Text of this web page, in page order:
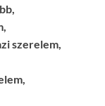
szerelem,